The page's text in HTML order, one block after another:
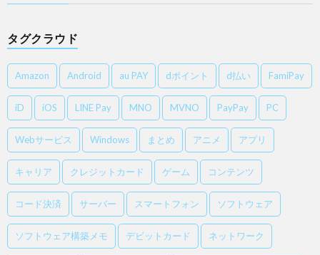
タグクラウド
Amazon Android au PAY dポイント d払い FamiPay
iD iOS LINE Pay MNO MVNO PayPay PC
Webサービス Windows まとめ アニメ アプリ
キャリア クレジットカード ゲーム コンテンツ
コード決済 サーバー スマートフォン ソフトウェア
ソフトウェア構築メモ デビットカード ネットワーク